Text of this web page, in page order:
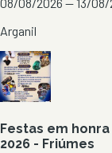
Arganil
Festas em
2026 - Friúmes